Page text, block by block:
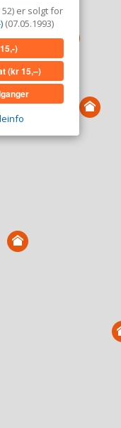
er solgt for
(07.05.1993)
)
(kr 15,–)